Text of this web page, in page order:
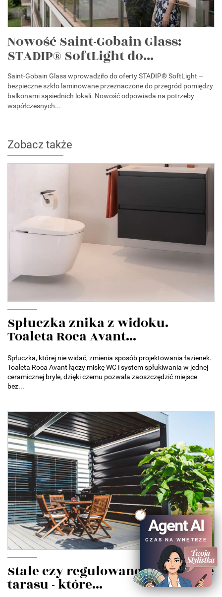
Nowość Saint-Gobain Glass:
STADIP® SoftLight do...
Saint-Gobain Glass wprowadziło do oferty STADIP® SoftLight –
bezpieczne szkło laminowane przeznaczone do przegród pomiędzy
balkonami sąsiednich lokali. Nowość odpowiada na potrzeby
współczesnych...
Zobacz także
Spłuczka znika z widoku.
Toaleta Roca Avant...
Spłuczka, której nie widać, zmienia sposób projektowania łazienek.
Toaleta Roca Avant łączy miskę WC i system spłukiwania w jednej
ceramicznej bryle, dzięki czemu pozwala zaoszczędzić miejsce
bez...
Stałe czy regulowane zadaszenie
tarasu - które...
Agent AI
CZAS NA WNĘTRZE